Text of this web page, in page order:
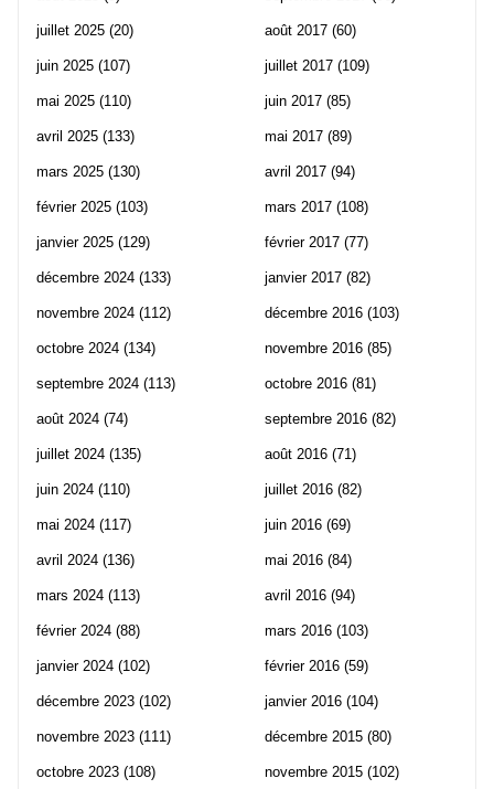
juillet 2025 (20)
juin 2025 (107)
mai 2025 (110)
avril 2025 (133)
mars 2025 (130)
février 2025 (103)
janvier 2025 (129)
décembre 2024 (133)
novembre 2024 (112)
octobre 2024 (134)
septembre 2024 (113)
août 2024 (74)
juillet 2024 (135)
juin 2024 (110)
mai 2024 (117)
avril 2024 (136)
mars 2024 (113)
février 2024 (88)
janvier 2024 (102)
décembre 2023 (102)
novembre 2023 (111)
octobre 2023 (108)
août 2017 (60)
juillet 2017 (109)
juin 2017 (85)
mai 2017 (89)
avril 2017 (94)
mars 2017 (108)
février 2017 (77)
janvier 2017 (82)
décembre 2016 (103)
novembre 2016 (85)
octobre 2016 (81)
septembre 2016 (82)
août 2016 (71)
juillet 2016 (82)
juin 2016 (69)
mai 2016 (84)
avril 2016 (94)
mars 2016 (103)
février 2016 (59)
janvier 2016 (104)
décembre 2015 (80)
novembre 2015 (102)